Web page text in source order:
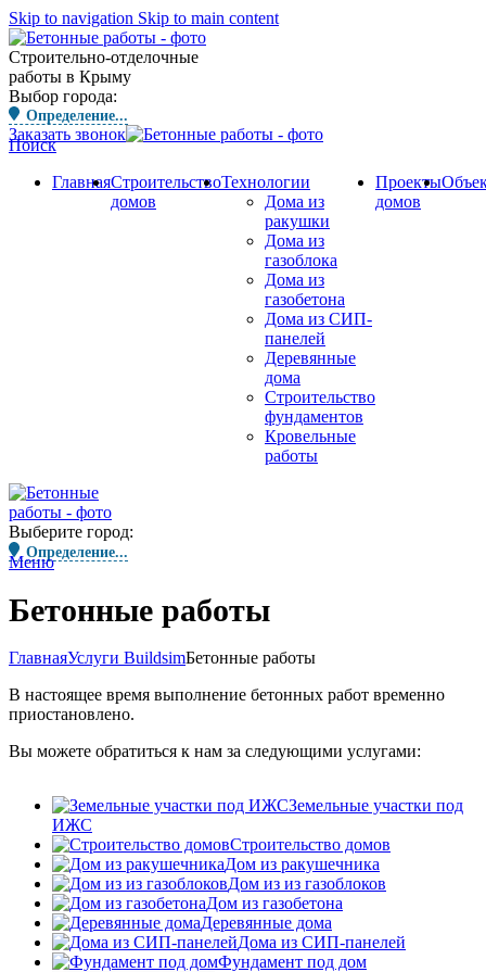
Skip to navigation Skip to main content
Строительно-отделочные
работы в Крыму
Выбор города:
Определение...
Заказать звонок
Поиск
ГлавнаяСтроительство
домов
Технологии
Дома из
ракушки
Дома из
газоблока
Дома из
газобетона
Дома из СИП-
панелей
Деревянные
дома
Строительство
фундаментов
Кровельные
работы
Проекты
домов
Выберите город:
Определение...
Меню
Бетонные работы
ГлавнаяУслуги BuildsimБетонные работы
В настоящее время выполнение бетонных работ временно
приостановлено.
Вы можете обратиться к нам за следующими услугами:
Земельные участки под
ИЖС
Строительство домов
Дом из ракушечника
Дом из из газоблоков
Дом из газобетона
Деревянные дома
Дома из СИП-панелей
Фундамент под дом